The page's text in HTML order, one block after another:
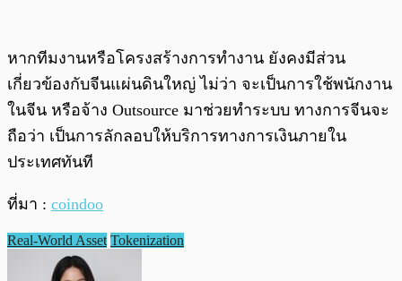
หากทีมงานหรือโครงสร้างการทำงาน ยังคงมีส่วน
เกี่ยวข้องกับจีนแผ่นดินใหญ่ ไม่ว่า จะเป็นการใช้พนักงาน
ในจีน หรือจ้าง Outsource มาช่วยทำระบบ ทางการจีนจะ
ถือว่า เป็นการลักลอบให้บริการทางการเงินภายใน
ประเทศทันที
ที่มา : coindoo
Real-World Asset Tokenization